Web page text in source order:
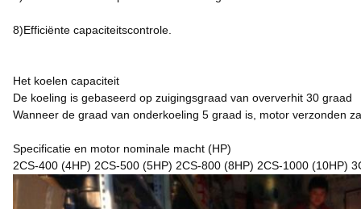
8)Efficiënte capaciteitscontrole.
Het koelen capaciteit
De koeling is gebaseerd op zuigingsgraad van oververhit 30 graad
Wanneer de graad van onderkoeling 5 graad is, motor verzonden
Specificatie en motor nominale macht (HP)
2CS-400 (4HP) 2CS-500 (5HP) 2CS-800 (8HP) 2CS-1000 (10HP)